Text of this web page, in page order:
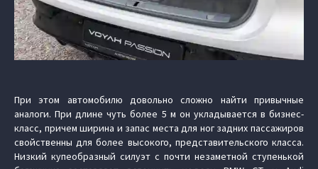
При этом автомобилю довольно сложно найти привычные
аналоги. При длине чуть более 5 м он укладывается в бизнес-
класс, причем ширина и запас места для ног задних пассажиров
свойственны для более высокого, представительского класса.
Низкий купеобразный силуэт с почти незаметной ступенькой